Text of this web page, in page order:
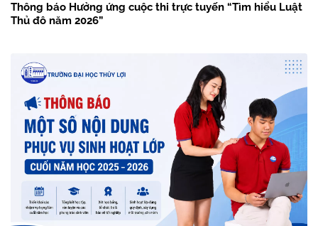
Thông báo Hưởng ứng cuộc thi trực tuyến “Tìm hiểu Luật
Thủ đô năm 2026”